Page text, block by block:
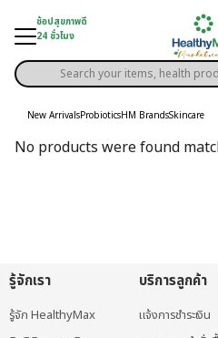
content
ช้อปสุขภาพดี
24 ชั่วโมง
Solution
Products
search
New ArrivalsProbioticsHM BrandsSkincare
No products were found
รู้จักเรา
รู้จัก HealthyMax
บริการลูกค้า
แจ้งการชำระเงิน